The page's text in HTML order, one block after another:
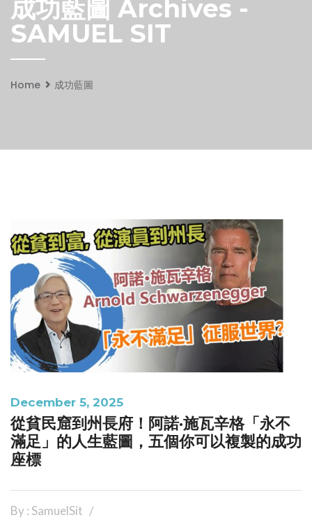
成功藍圖 Archives -
SAMUEL SIT
Home 成功藍圖
December 5, 2025
從貧民窟到州長府！阿諾·施瓦辛格「永不
滿足」的人生藍圖，五個你可以複製的成功
座標
By : SamuelSit